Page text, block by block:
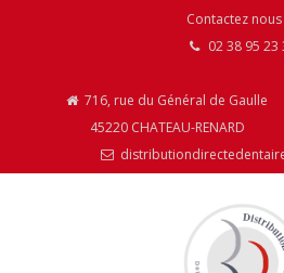
Contactez nous
02 38 95 23
716, rue du Général de Gaulle
45220 CHATEAU-RENARD